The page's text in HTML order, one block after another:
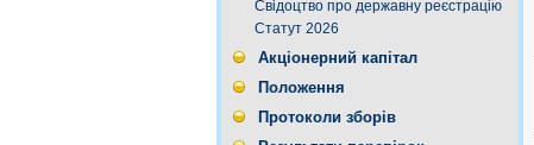
Свідоцтво про державну реєстрацію
Статут 2026
Акціонерний капітал
Положення
Протоколи зборів